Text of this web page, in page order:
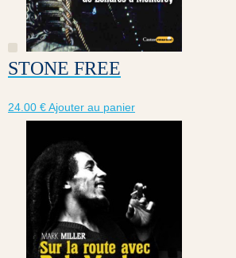
STONE FREE
24.00 €Ajouter au panier